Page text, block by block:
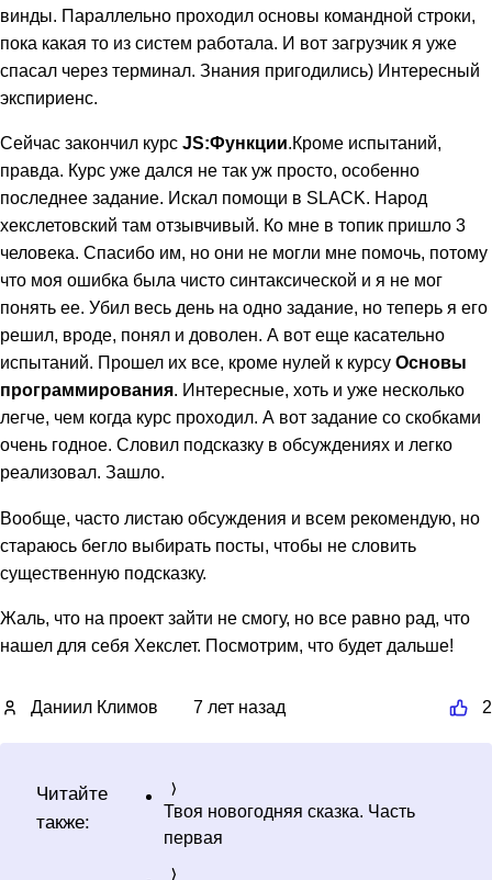
винды. Параллельно проходил основы командной строки,
пока какая то из систем работала. И вот загрузчик я уже
спасал через терминал. Знания пригодились) Интересный
экспириенс.
Сейчас закончил курс JS:Функции.Кроме испытаний,
правда. Курс уже дался не так уж просто, особенно
последнее задание. Искал помощи в SLACK. Народ
хекслетовский там отзывчивый. Ко мне в топик пришло 3
человека. Спасибо им, но они не могли мне помочь, потому
что моя ошибка была чисто синтаксической и я не мог
понять ее. Убил весь день на одно задание, но теперь я его
решил, вроде, понял и доволен. А вот еще касательно
испытаний. Прошел их все, кроме нулей к курсу Основы
программирования. Интересные, хоть и уже несколько
легче, чем когда курс проходил. А вот задание со скобками
очень годное. Словил подсказку в обсуждениях и легко
реализовал. Зашло.
Вообще, часто листаю обсуждения и всем рекомендую, но
стараюсь бегло выбирать посты, чтобы не словить
существенную подсказку.
Жаль, что на проект зайти не смогу, но все равно рад, что
нашел для себя Хекслет. Посмотрим, что будет дальше!
Даниил Климов 7 лет назад 2
Читайте
также:
Твоя новогодняя сказка. Часть
первая